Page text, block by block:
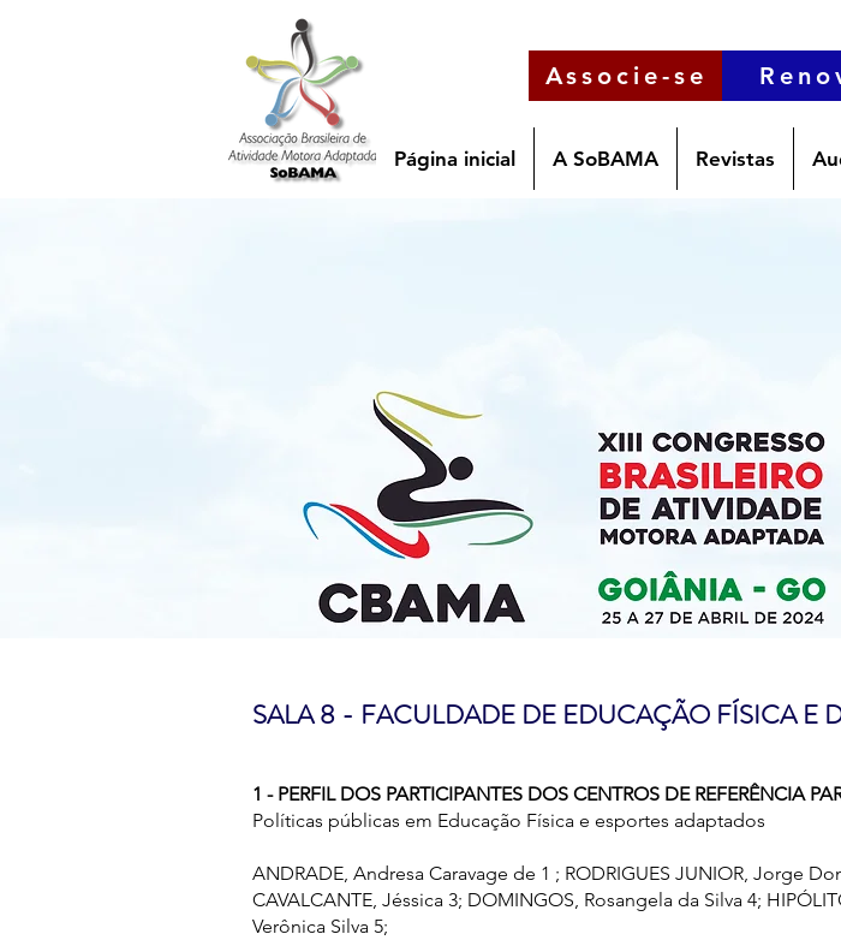
Página inicial A SoBAMA Revistas
Associe-se
SALA 8 - FACULDADE DE EDUCAÇÃO FÍSICA E
1 - PERFIL DOS PARTICIPANTES DOS CENTROS DE REFERÊNCIA
Políticas públicas em Educação Física e esportes adaptados
ANDRADE, Andresa Caravage de 1 ; RODRIGUES JUNIOR, Jorge
CAVALCANTE, Jéssica 3; DOMINGOS, Rosangela da Silva 4;
Verônica Silva 5;